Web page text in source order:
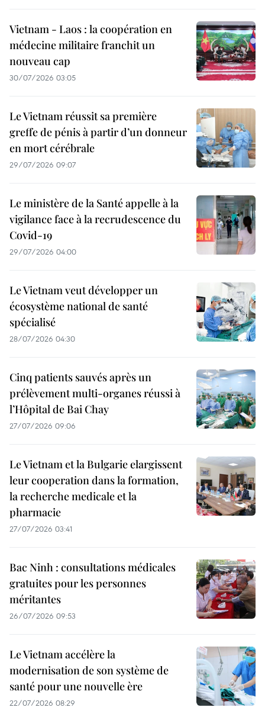
Vietnam - Laos : la coopération en
médecine militaire franchit un
nouveau cap
30/07/2026 03:05
Le Vietnam réussit sa première
greffe de pénis à partir d’un donneur
en mort cérébrale
29/07/2026 09:07
Le ministère de la Santé appelle à la
vigilance face à la recrudescence du
Covid-19
29/07/2026 04:00
Le Vietnam veut développer un
écosystème national de santé
spécialisé
28/07/2026 04:30
Cinq patients sauvés après un
prélèvement multi-organes réussi à
l’Hôpital de Bai Chay
27/07/2026 09:06
Le Vietnam et la Bulgarie elargissent
leur cooperation dans la formation,
la recherche medicale et la
pharmacie
27/07/2026 03:41
Bac Ninh : consultations médicales
gratuites pour les personnes
méritantes
26/07/2026 09:53
Le Vietnam accélère la
modernisation de son système de
santé pour une nouvelle ère
22/07/2026 08:29